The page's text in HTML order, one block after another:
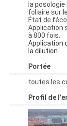
la
foliaire sur
État de
Application
à 800 fois.
Application
la dilution.
Portée
toutes les
Profil de